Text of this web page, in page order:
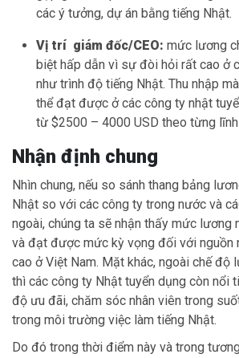
các ý tưởng, dự án bằng tiếng Nhật.
Vị trí giám đốc/CEO: mức lương
biệt hấp dẫn vì sự đòi hỏi rất cao ở
như trình độ tiếng Nhật. Thu nhập
thể đạt được ở các công ty nhật
từ $2500 – 4000 USD theo từng
Nhận định chung
Nhìn chung, nếu so sánh thang bảng
Nhật so với các công ty trong nước và
ngoài, chúng ta sẽ nhận thấy mức lương
và đạt được mức kỳ vọng đối với nguồn
cao ở Việt Nam. Mặt khác, ngoài chế độ
thì các công ty Nhật tuyển dụng còn nổi
độ ưu đãi, chăm sóc nhân viên trong
trong môi trường việc làm tiếng Nhật.
Do đó trong thời điểm này và trong